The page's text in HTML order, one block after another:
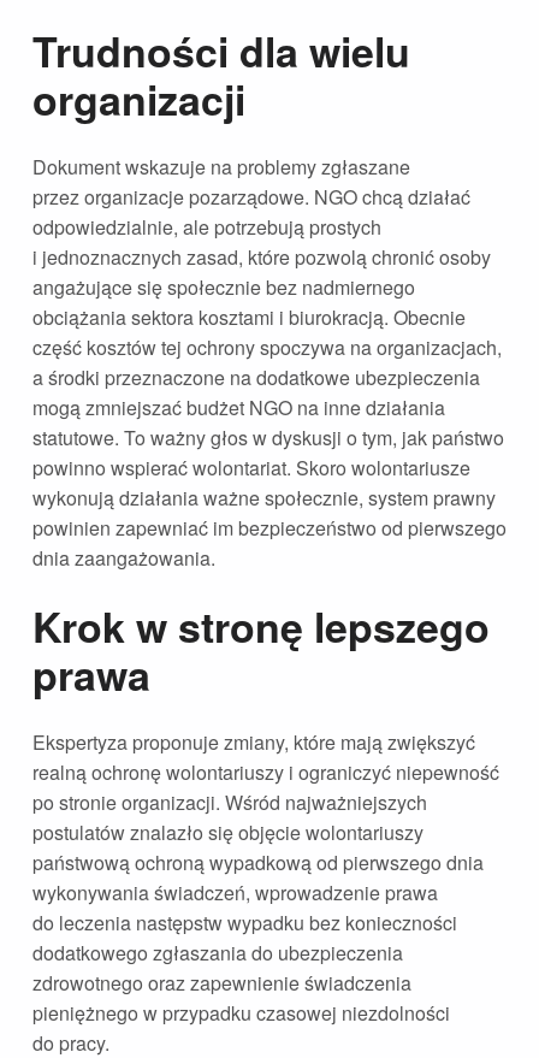
Trudności dla wielu
organizacji
Dokument wskazuje na problemy zgłaszane
przez organizacje pozarządowe. NGO chcą działać
odpowiedzialnie, ale potrzebują prostych
i jednoznacznych zasad, które pozwolą chronić osoby
angażujące się społecznie bez nadmiernego
obciążania sektora kosztami i biurokracją. Obecnie
część kosztów tej ochrony spoczywa na organizacjach,
a środki przeznaczone na dodatkowe ubezpieczenia
mogą zmniejszać budżet NGO na inne działania
statutowe. To ważny głos w dyskusji o tym, jak państwo
powinno wspierać wolontariat. Skoro wolontariusze
wykonują działania ważne społecznie, system prawny
powinien zapewniać im bezpieczeństwo od pierwszego
dnia zaangażowania.
Krok w stronę lepszego
prawa
Ekspertyza proponuje zmiany, które mają zwiększyć
realną ochronę wolontariuszy i ograniczyć niepewność
po stronie organizacji. Wśród najważniejszych
postulatów znalazło się objęcie wolontariuszy
państwową ochroną wypadkową od pierwszego dnia
wykonywania świadczeń, wprowadzenie prawa
do leczenia następstw wypadku bez konieczności
dodatkowego zgłaszania do ubezpieczenia
zdrowotnego oraz zapewnienie świadczenia
pieniężnego w przypadku czasowej niezdolności
do pracy.